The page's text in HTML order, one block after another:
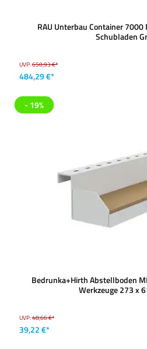
RAU Unterbau Container
Schubladen
UVP:650,93 €*
484,29 €*
- 19%
Bedrunka+Hirth Abstellboden
Werkzeuge 273 x
UVP:48,66 €*
39,22 €*